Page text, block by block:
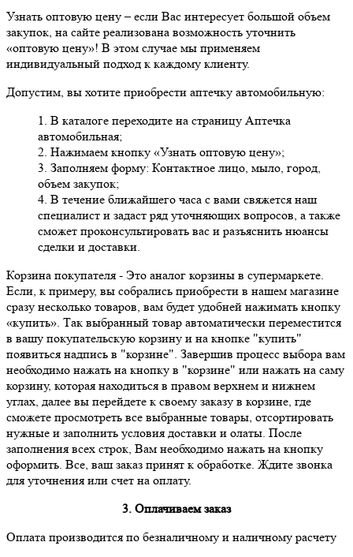
Узнать оптовую цену– если Вас интересует большой объем
закупок, на сайте реализована возможность уточнить
«оптовую цену»! В этом случае мы применяем
индивидуальный подход к каждому клиенту.
Допустим, вы хотите приобрести аптечку автомобильную:
1. В каталоге переходите на страницу Аптечка
автомобильная;
2. Нажимаем кнопку «Узнать оптовую цену»;
3. Заполняем форму: Контактное лицо, мыло, город,
объем закупок;
4. В течение ближайшего часа с вами свяжется наш
специалист и задаст ряд уточняющих вопросов, а также
сможет проконсультировать вас и разъяснить нюансы
сделки и доставки.
Корзина покупателя - Это аналог корзины в супермаркете.
Если, к примеру, вы собрались приобрести в нашем магазине
сразу несколько товаров, вам будет удобней нажимать кнопку
«купить». Так выбранный товар автоматически переместится
в вашу покупательскую корзину и на кнопке "купить"
появиться надпись в "корзине". Завершив процесс выбора вам
необходимо нажать на кнопку в "корзине" или нажать на саму
корзину, которая находиться в правом верхнем и нижнем
углах, далее вы перейдете к своему заказу в корзине, где
сможете просмотреть все выбранные товары, отсортировать
нужные и заполнить условия доставки и олаты. После
заполнения всех строк, Вам необходимо нажать на кнопку
оформить. Все, ваш заказ принят к обработке. Ждите звонка
для уточнения или счет на оплату.
3. Оплачиваем заказ
Оплата производится по безналичному и наличному расчету